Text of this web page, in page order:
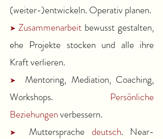
(weiter-)entwickeln. Operativ planen.
➤ Zusammenarbeit bewusst gestalten,
ehe Projekte stocken und alle ihre
Kraft verlieren.
➤
Mentoring, Mediation, Coaching,
Workshops. Persönliche
Beziehungenverbessern.
➤ Muttersprache deutsch. Near-